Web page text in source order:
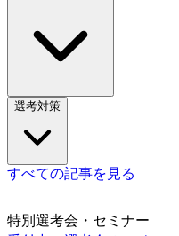
選考対策
すべての記事を見る
特別選考会・セミナー